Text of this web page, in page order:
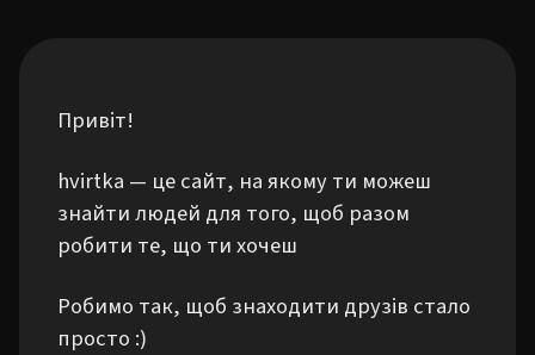
Привіт!
hvirtka — це сайт, на якому ти можеш
знайти людей для того, щоб разом
робити те, що ти хочеш
Робимо так, щоб знаходити друзів стало
просто :)